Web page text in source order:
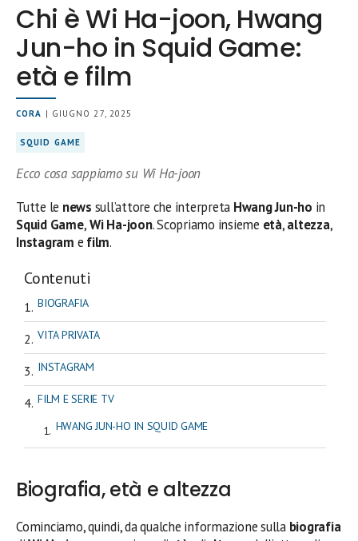
Chi è Wi Ha-joon, Hwang
Jun-ho in Squid Game:
età e film
CORA | GIUGNO 27, 2025
SQUID GAME
Ecco cosa sappiamo su Wi Ha-joon
Tutte le news sull’attore che interpreta Hwang Jun-ho in
Squid Game,Wi Ha-joon. Scopriamo insieme età,altezza,
Instagram e film.
Contenuti
BIOGRAFIA
VITA PRIVATA
INSTAGRAM
FILM E SERIE TV
HWANG JUN-HO IN SQUID GAME
Biografia, età e altezza
Cominciamo, quindi, da qualche informazione sulla biografia